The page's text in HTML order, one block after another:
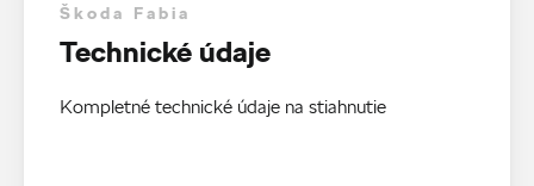
Škoda Fabia
Technické údaje
Kompletné technické údaje na stiahnutie